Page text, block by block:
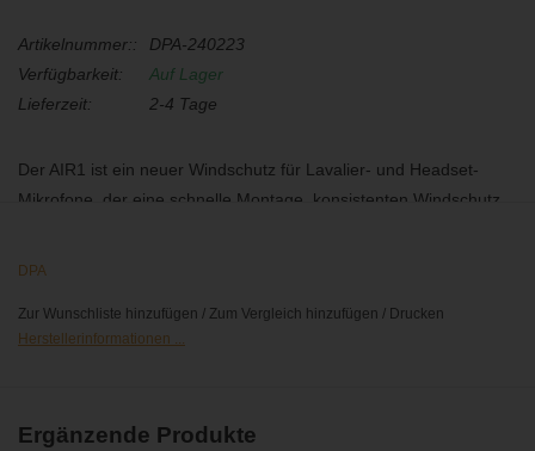
Artikelnummer::
DPA-240223
Verfügbarkeit:
Auf Lager
Lieferzeit:
2-4 Tage
Der AIR1 ist ein neuer Windschutz für Lavalier- und Headset-
Mikrofone, der eine schnelle Montage, konsistenten Windschutz
Effizienter und konsistenter Windschutz
Schnelle und einfache Montage
Größe.
DPA
Zur Wunschliste hinzufügen / Zum Vergleich hinzufügen / Drucken
Herstellerinformationen ...
Ergänzende Produkte